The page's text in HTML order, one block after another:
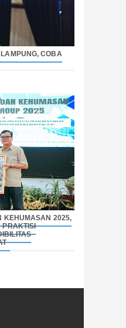
COBA
KEHUMASAN 2025,
PRAKTISI